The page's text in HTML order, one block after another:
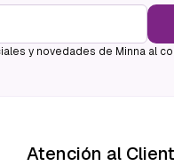
y novedades de Minna al
Atención al